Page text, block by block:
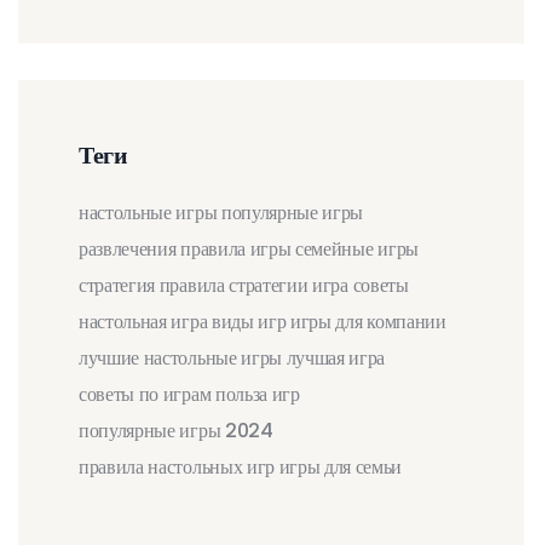
Теги
настольные игрыпопулярные игры
развлеченияправила игрысемейные игры
стратегияправиластратегиииграсоветы
настольная игравиды игригры для компании
лучшие настольные игры лучшая игра
советы по игрампольза игр
популярные игры 2024
правила настольных игригры для семьи